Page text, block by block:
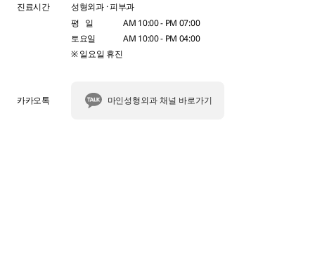
진료시간
성형외과 · 피부과
평 일
AM 10:00 - PM 07:00
토요일
AM 10:00 - PM 04:00
※ 일요일 휴진
카카오톡 마인성형외과 채널 바로가기